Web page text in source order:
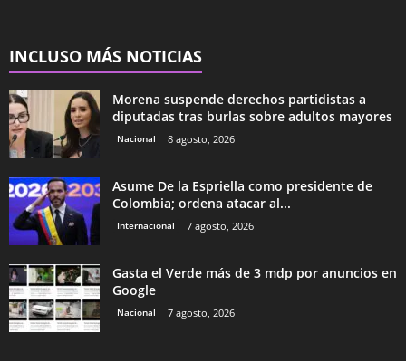
INCLUSO MÁS NOTICIAS
Morena suspende derechos partidistas a
diputadas tras burlas sobre adultos mayores
Nacional 8 agosto, 2026
Asume De la Espriella como presidente de
Colombia; ordena atacar al...
Internacional 7 agosto, 2026
Gasta el Verde más de 3 mdp por anuncios en
Google
Nacional 7 agosto, 2026